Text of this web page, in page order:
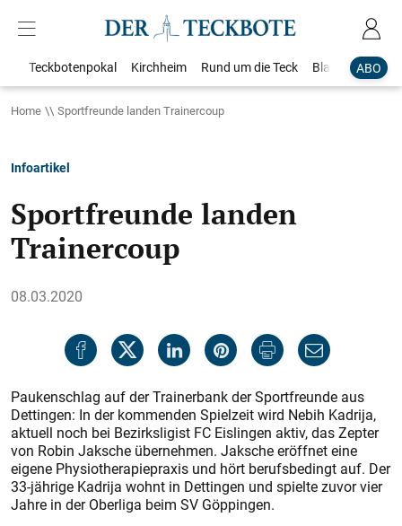
ABO
Teckbotenpokal Kirchheim Rund um die Teck Blaulicht
Home Sportfreunde landen Trainercoup
Infoartikel
Sportfreunde landen
Trainercoup
08.03.2020
Paukenschlag auf der Trainerbank der Sportfreunde aus
Dettingen: In der kommenden Spielzeit wird Nebih Kadrija,
aktuell noch bei Bezirksligist FC Eislingen aktiv, das Zepter
von Robin Jaksche übernehmen. Jaksche eröffnet eine
eigene Physiotherapiepraxis und hört berufsbedingt auf. Der
33-jährige Kadrija wohnt in Dettingen und spielte zuvor vier
Jahre in der Oberliga beim SV Göppingen.